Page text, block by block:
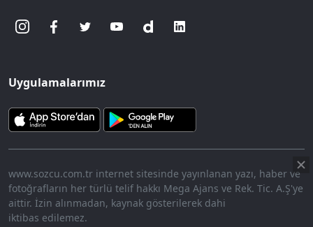
Uygulamalarımız
www.sozcu.com.tr internet sitesinde yayınlanan yazı, haber ve
fotoğrafların her türlü telif hakkı Mega Ajans ve Rek. Tic. A.Ş'ye
aittir. İzin alınmadan, kaynak gösterilerek dahi
iktibas edilemez.